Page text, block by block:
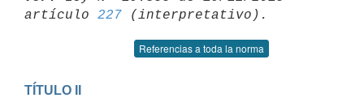
artículo 227
Referencias a toda la norma
TÍTULO II